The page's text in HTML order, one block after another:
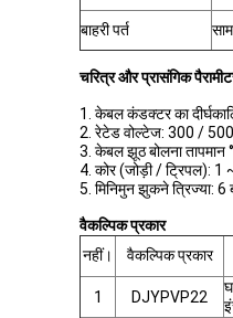
बाहरी पर्त
चरित्र और प्रासंगिक
1. केबल कंडक्टर का
2. रेटेड वोल्टेज: 300 /
3. केबल झूठ बोलना तापमान
4. कोर (जोड़ी / ट्रिपल): 1
5. मिनिमुन झुकने त्रिज्या: 6
वैकल्पिक प्रकार
नहीं।
वैकल्पिक प्रकार
1 DJYPVP22